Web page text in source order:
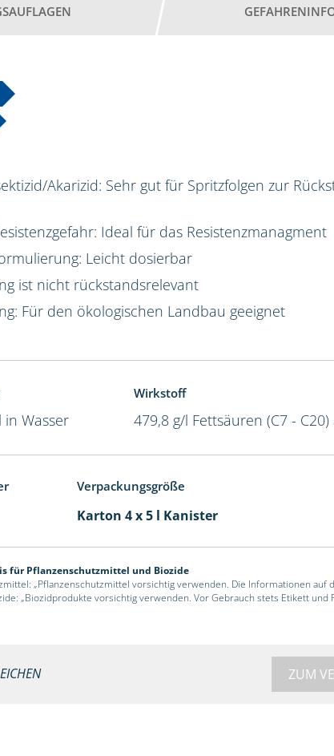
Akarizid: Sehr gut für Spritzfolgen zur
Ideal für das Resistenzmanagment
Leicht dosierbar
ist nicht rückstandsrelevant
Für den ökologischen Landbau geeignet
in Wasser
Wirkstoff
479,8 g/l Fettsäuren (C7 - C20)
Verpackungsgröße
Karton 4 x 5 l Kanister
für Pflanzenschutzmittel und Biozide
„Pflanzenschutzmittel vorsichtig verwenden. Die Informationen auf
„Biozidprodukte vorsichtig verwenden. Vor Gebrauch stets Etikett
ZUM